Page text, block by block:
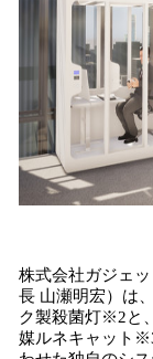
株式会社ガジェ
⻑ ⼭瀬明宏）は
ク製殺菌灯※2と
媒ルネキャット